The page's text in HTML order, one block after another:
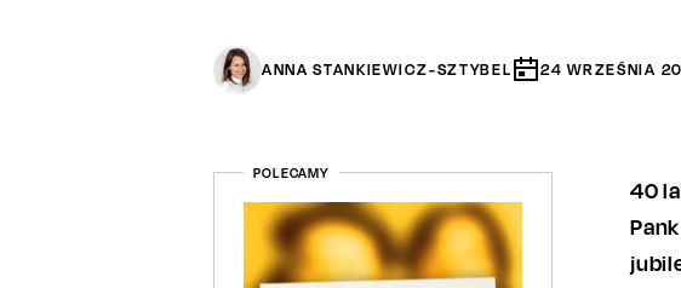
ANNA STANKIEWICZ-SZTYBEL 24 WRZEŚNIA
POLECAMY
40